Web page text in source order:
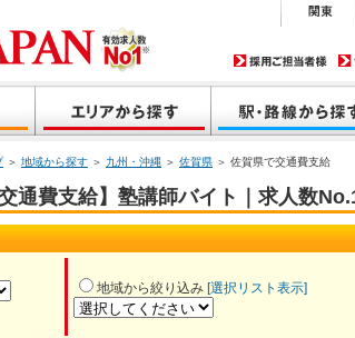
＞ 地域から探す ＞ 九州・沖縄 ＞ 佐賀県 ＞ 佐賀県で交通費支給
交通費支給】塾講師バイト｜求人数
地域から絞り込み [選択リスト表示]